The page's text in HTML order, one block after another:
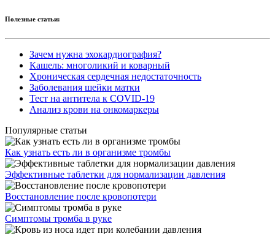
Полезные статьи:
Зачем нужна эхокардиография?
Кашель: многоликий и коварный
Хроническая сердечная недостаточность
Заболевания шейки матки
Тест на антитела к COVID-19
Анализ крови на онкомаркеры
Популярные статьи
Как узнать есть ли в организме тромбы
Эффективные таблетки для нормализации давления
Восстановление после кровопотери
Симптомы тромба в руке